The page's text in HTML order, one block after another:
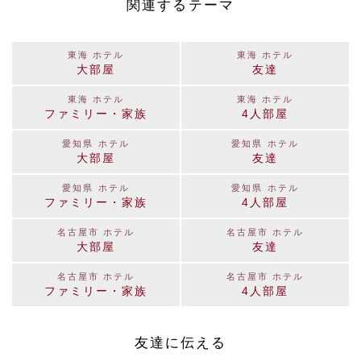
関連するテーマ
名古屋市 ホテル
4人部屋
名古屋市 ホテル
ファミリー・家族
名古屋市 ホテル
友達
名古屋市 ホテル
大部屋
愛知県 ホテル
4人部屋
愛知県 ホテル
ファミリー・家族
愛知県 ホテル
友達
愛知県 ホテル
大部屋
東海 ホテル
4人部屋
東海 ホテル
ファミリー・家族
東海 ホテル
友達
東海 ホテル
大部屋
友達に伝える